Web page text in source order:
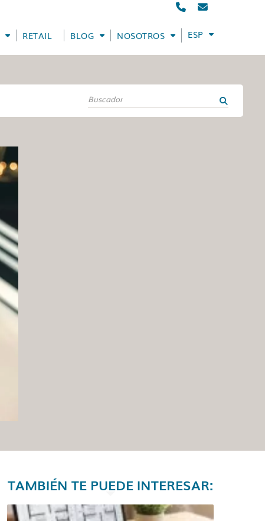
RETAIL BLOG NOSOTROS ESPAÑOL
TAMBIÉN TE PUEDE INTERESAR: